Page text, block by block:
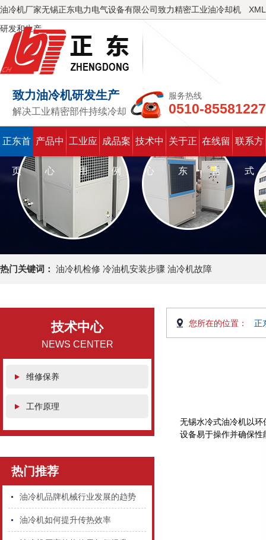
XML
油冷机厂家无锡正东电力电气设备有限公司致力精密工业油冷却机
研发和生产
致力油冷机研发生产
解决工业精密部件持续冷却
服务热线
0510-85581227
正东首
页
产品中
心
工业应
用
成品案
例
技术中
心
关于正
东
在线留
言
联系方
式
热门关键词： 油冷机检修 冷油机安装步骤 油冷机故障
技术中心
NEWS CENTER
维修保养
工作原理
热门推荐
油冷机品牌机械行业发展的趋势
油冷机如何提升传热效率
您所在的位置： 正
无锡水冷式油冷机以
设备易于操作并确保性